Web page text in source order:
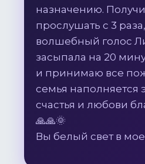
назначению.
прослушать с 3
волшебный голос
засыпала на 20
и принимаю все
семья наполняется
счастья и любови
🙏🙏🌞
Вы белый свет в